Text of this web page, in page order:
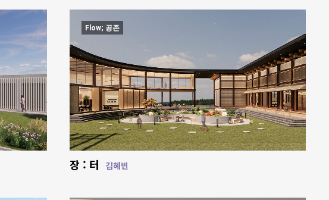
Flow; 공존
장 : 터 김혜빈